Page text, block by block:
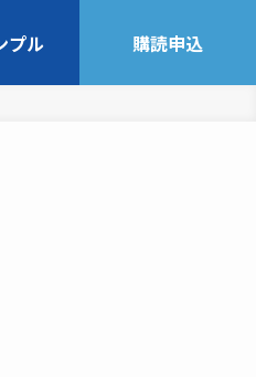
プル 購読申込